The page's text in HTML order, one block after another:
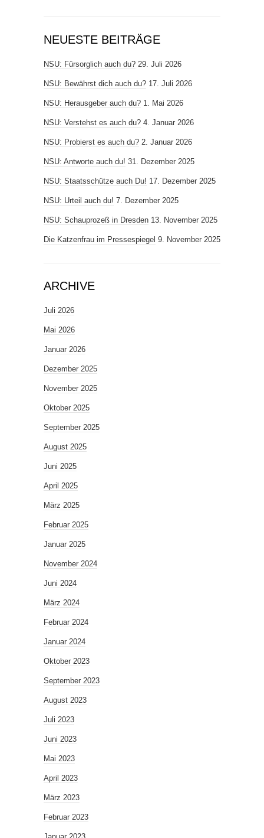
NEUESTE BEITRÄGE
NSU: Fürsorglich auch du? 29. Juli 2026
NSU: Bewährst dich auch du? 17. Juli 2026
NSU: Herausgeber auch du? 1. Mai 2026
NSU: Verstehst es auch du? 4. Januar 2026
NSU: Probierst es auch du? 2. Januar 2026
NSU: Antworte auch du! 31. Dezember 2025
NSU: Staatsschütze auch Du! 17. Dezember 2025
NSU: Urteil auch du! 7. Dezember 2025
NSU: Schauprozeß in Dresden 13. November 2025
Die Katzenfrau im Pressespiegel 9. November 2025
ARCHIVE
Juli 2026
Mai 2026
Januar 2026
Dezember 2025
November 2025
Oktober 2025
September 2025
August 2025
Juni 2025
April 2025
März 2025
Februar 2025
Januar 2025
November 2024
Juni 2024
März 2024
Februar 2024
Januar 2024
Oktober 2023
September 2023
August 2023
Juli 2023
Juni 2023
Mai 2023
April 2023
März 2023
Februar 2023